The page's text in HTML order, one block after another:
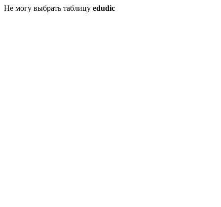
Не могу выбрать таблицу edudic